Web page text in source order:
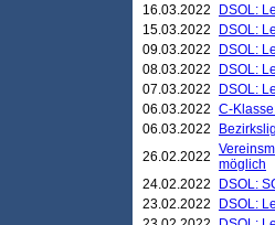
16.03.2022
DSOL:
15.03.2022
DSOL:
09.03.2022
DSOL:
08.03.2022
DSOL:
07.03.2022
DSOL:
06.03.2022 C-
06.03.2022
26.02.2022 möglich
24.02.2022
DSOL:
23.02.2022
DSOL: